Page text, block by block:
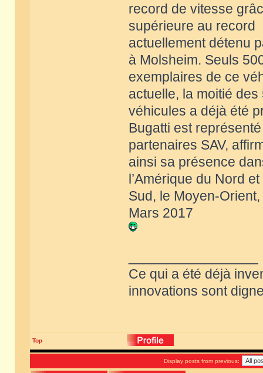
record de vitesse
supérieure au record
actuellement détenu
à Molsheim. Seuls
exemplaires de ce
actuelle, la moitié des
véhicules a déjà été
Bugatti est
partenaires SAV,
ainsi sa présence
l’Amérique du Nord et
Sud, le Moyen-
Mars 2017
Ce qui a été déjà
innovations sont
Top
Display posts from previous: